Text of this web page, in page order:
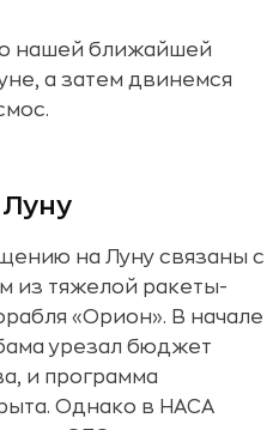
о нашей ближайшей
а затем двинемся
на Луну связаны с
из тяжелой ракеты-
«Орион». В начале
урезал бюджет
и программа
Однако в НАСА